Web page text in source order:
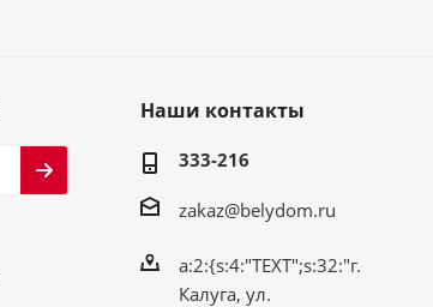
Наши контакты
333-216
zakaz@belydom.ru
a:2:{s:4:"TEXT";s:32:"г.
Калуга, ул.